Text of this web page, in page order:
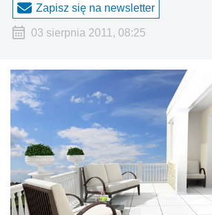
Zapisz się na newsletter
03 sierpnia 2011, 08:25